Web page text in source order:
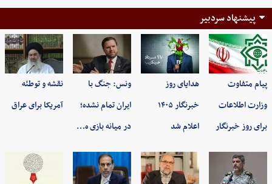
پیشنهاد سردبیر
پیام متفاوت
وزارت اطلاعات
برای روز خبرنگار
هدایای روز
خبرنگار ۱۴۰۵
اعلام شد
ونس: جنگ با
ایران تمام نشده؛
در میانه بازی ه…
نقشه و توطئه
آمریکا برای عراق